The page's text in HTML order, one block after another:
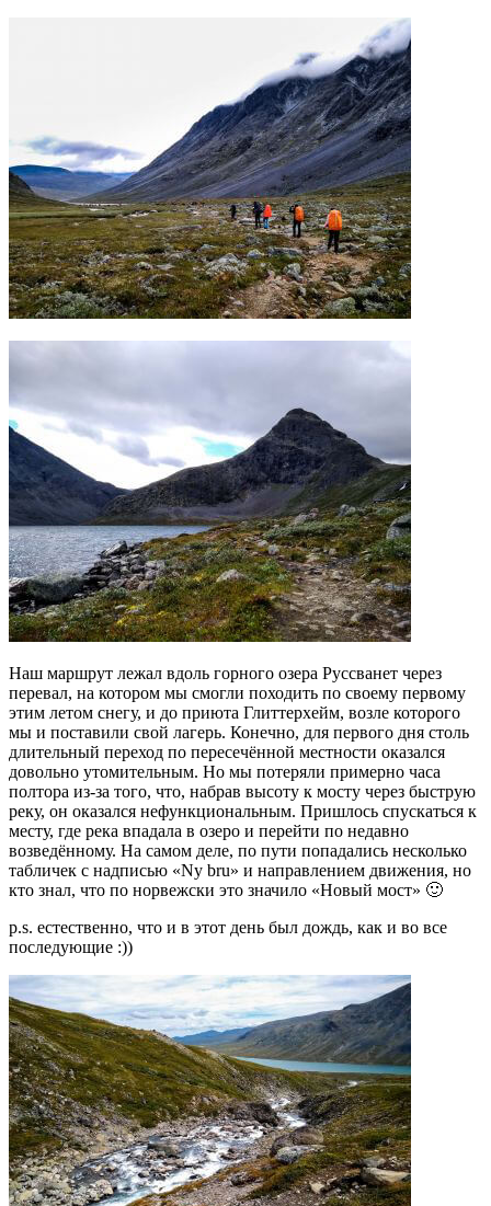
Наш маршрут лежал вдоль горного озера Руссванет через
перевал, на котором мы смогли походить по своему первому
этим летом снегу, и до приюта Глиттерхейм, возле которого
мы и поставили свой лагерь. Конечно, для первого дня столь
длительный переход по пересечённой местности оказался
довольно утомительным. Но мы потеряли примерно часа
полтора из-за того, что, набрав высоту к мосту через быструю
реку, он оказался нефункциональным. Пришлось спускаться к
месту, где река впадала в озеро и перейти по недавно
возведённому. На самом деле, по пути попадались несколько
табличек с надписью «Ny bru» и направлением движения, но
кто знал, что по норвежски это значило «Новый мост» 🙂
p.s. естественно, что и в этот день был дождь, как и во все
последующие :))